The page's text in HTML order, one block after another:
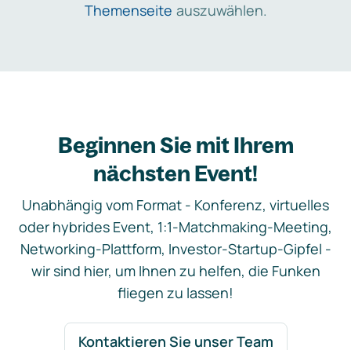
Themenseite auszuwählen.
Beginnen Sie mit Ihrem
nächsten Event!
Unabhängig vom Format - Konferenz, virtuelles
oder hybrides Event, 1:1-Matchmaking-Meeting,
Networking-Plattform, Investor-Startup-Gipfel -
wir sind hier, um Ihnen zu helfen, die Funken
fliegen zu lassen!
Kontaktieren Sie unser Team